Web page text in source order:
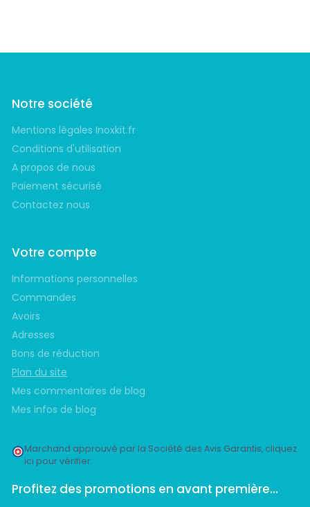
Notre société
Mentions légales Inoxkit.fr
Conditions d'utilisation
A propos de nous
Paiement sécurisé
Contactez nous
Votre compte
Informations personnelles
Commandes
Avoirs
Adresses
Bons de réduction
Plan du site
Mes commentaires de blog
Mes infos de blog
Marchand approuvé par la Société des Avis Garantis, cliquez
ici pour vérifier.
Profitez des promotions en avant première...